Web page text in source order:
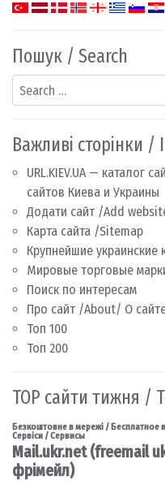
Пошук / Search
Search
Важливі сторінки
URL.KIEV.UA — каталог
сайтов Киева и Украины
Додати сайт /Add
Карта сайта /Sitemap
Крупнейшие украинские
Мировые торговые
Поиск по интересам
Про сайт /About/ О
Топ 100
Топ 200
TOP сайти тижня /